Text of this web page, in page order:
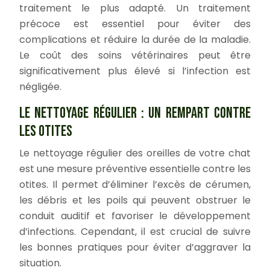
traitement le plus adapté. Un traitement
précoce est essentiel pour éviter des
complications et réduire la durée de la maladie.
Le coût des soins vétérinaires peut être
significativement plus élevé si l’infection est
négligée.
LE NETTOYAGE RÉGULIER : UN REMPART CONTRE
LES OTITES
Le nettoyage régulier des oreilles de votre chat
est une mesure préventive essentielle contre les
otites. Il permet d’éliminer l’excès de cérumen,
les débris et les poils qui peuvent obstruer le
conduit auditif et favoriser le développement
d’infections. Cependant, il est crucial de suivre
les bonnes pratiques pour éviter d’aggraver la
situation.